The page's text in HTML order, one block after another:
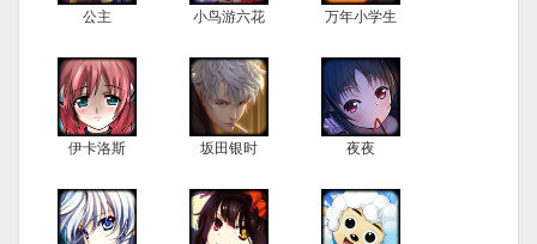
公主 小鸟游六花 万年小学生
伊卡洛斯 坂田银时 夜夜